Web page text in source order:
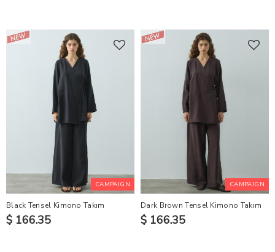
CAMPAIGN
Black Tensel Kimono Takım
$ 166.35
CAMPAIGN
Dark Brown Tensel Kimono Takım
$ 166.35